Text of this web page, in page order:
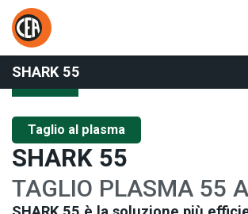
Vai al contenuto
HOME/
SHARK 55
Taglio al plasma
SHARK 55
TAGLIO PLASMA 55 A